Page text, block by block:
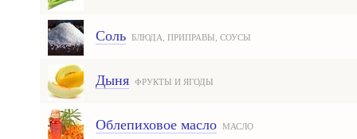
Соль БЛЮДА, ПРИПРАВЫ, СОУСЫ
Дыня ФРУКТЫ И ЯГОДЫ
Облепиховое масло МАСЛО